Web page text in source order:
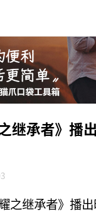
继承者》播
之继承者》播